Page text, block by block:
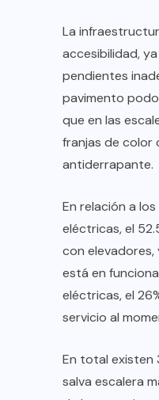
La
accesibilidad,
pendientes
pavimento
que en las
franjas de color
antiderrapante.
En relación a
eléctricas, el
con elevadores,
está en
eléctricas, el
servicio al
En total existen
salva escalera